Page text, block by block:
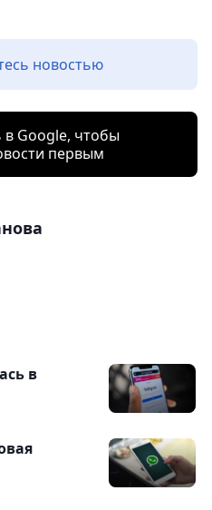
новостью
в Google, чтобы
первым
в